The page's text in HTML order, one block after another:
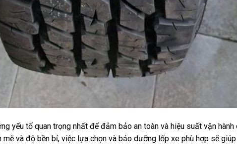
yếu tố quan trọng nhất để đảm bảo an toàn và hiệu suất vận hành
mẽ và độ bền bỉ, việc lựa chọn và bảo dưỡng lốp xe phù hợp sẽ